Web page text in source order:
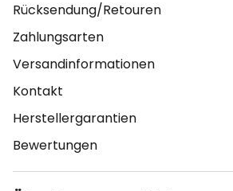
Rücksendung/Retouren
Zahlungsarten
Versandinformationen
Kontakt
Herstellergarantien
Bewertungen